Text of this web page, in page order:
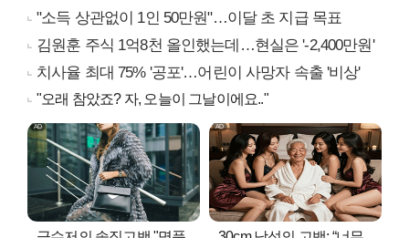
"소득 상관없이 1인 50만원"…이달 초 지급 목표
김원훈 주식 1억8천 올인했는데…현실은 '-2,400만원'
치사율 최대 75% '공포'…어린이 사망자 속출 '비상'
"오래 참았죠? 자, 오늘이 그날이에요.."